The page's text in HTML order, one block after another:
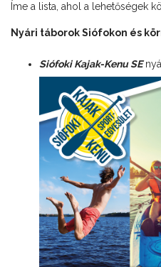
Íme a lista, ahol a lehetőségek
Nyári táborok Siófokon és
Siófoki Kajak-Kenu SE